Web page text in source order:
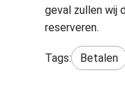
geval zullen wij
reserveren.
Tags: Betalen